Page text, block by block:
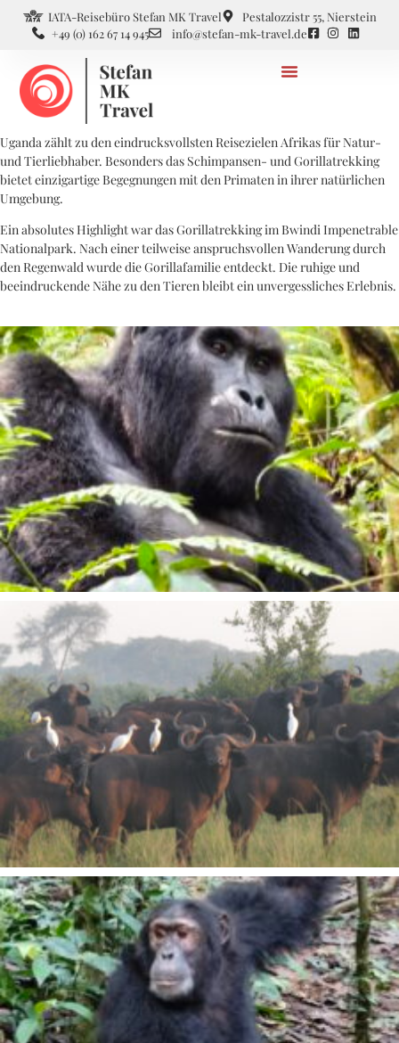
IATA-Reisebüro Stefan MK Travel
Pestalozzistr 55, Nierstein
+49 (0) 162 67 14 945
info@stefan-mk-travel.de
Uganda zählt zu den eindrucksvollsten Reisezielen Afrikas für Natur-
und Tierliebhaber. Besonders das Schimpansen- und Gorillatrekking
bietet einzigartige Begegnungen mit den Primaten in ihrer natürlichen
Umgebung.
Ein absolutes Highlight war das Gorillatrekking im Bwindi Impenetrable
Nationalpark. Nach einer teilweise anspruchsvollen Wanderung durch
den Regenwald wurde die Gorillafamilie entdeckt. Die ruhige und
beeindruckende Nähe zu den Tieren bleibt ein unvergessliches Erlebnis.